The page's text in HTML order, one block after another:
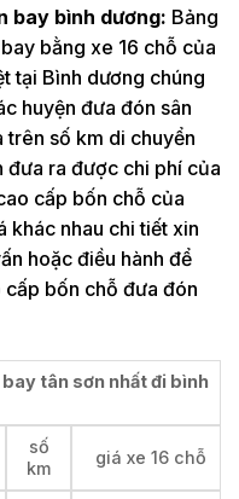
bay bình dương: Bảng
bằng xe 16 chỗ của
tại Bình dương chúng
huyện đưa đón sân
trên số km di chuyển
đưa ra được chi phí của
cấp bốn chỗ của
khác nhau chi tiết xin
hoặc điều hành để
bốn chỗ đưa đón
tân sơn nhất đi bình
số
km
giá xe 16 chỗ